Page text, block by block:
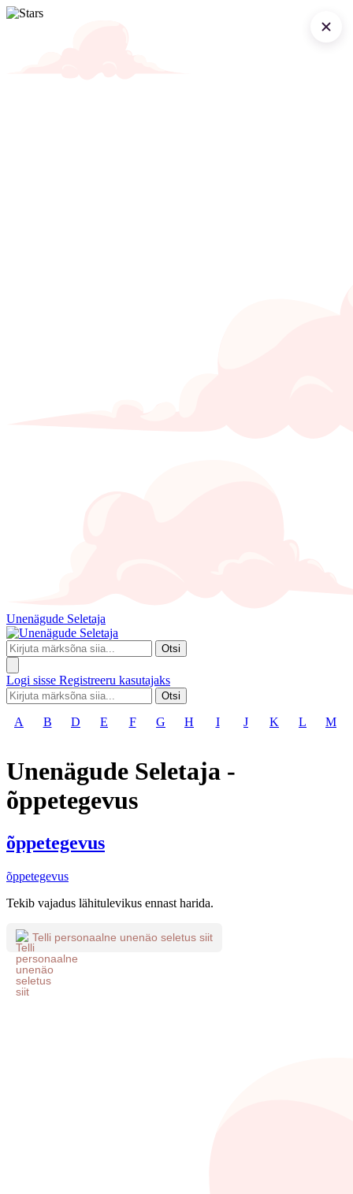
Unenägude Seletaja
Otsi
Logi sisse Registreeru kasutajaks
Otsi
A B D E F G H I J K L M
Unenägude Seletaja -
õppetegevus
õppetegevus
õppetegevus
Tekib vajadus lähitulevikus ennast harida.
Telli personaalne unenäo seletus siit